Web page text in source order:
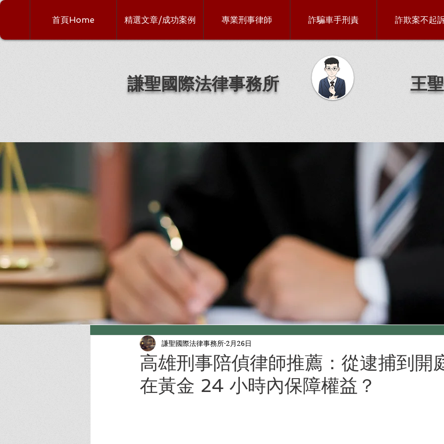
首頁Home 精選文章/成功案例 專業刑事律師 詐騙車手刑責 詐欺案不起
謙聖國際法律事務所 王
高雄刑事陪偵律師推薦：從逮捕到開
在黃金 24 小時內保障權益？
謙聖國際法律事務所 2月26日